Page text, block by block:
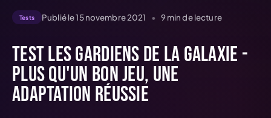
Tests Publié le15 novembre 2021 • 9min de lecture
Test Les Gardiens de la Galaxie -
plus qu'un bon jeu, une
adaptation réussie